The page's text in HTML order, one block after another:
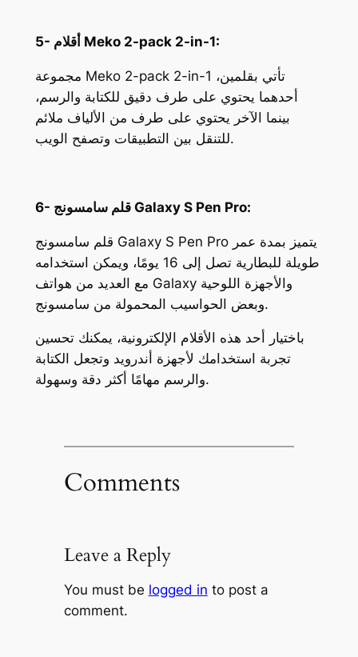
5- أقلام Meko 2-pack 2-in-1:
مجموعة Meko 2-pack 2-in-1 تأتي بقلمين،
أحدهما يحتوي على طرف دقيق للكتابة والرسم،
بينما الآخر يحتوي على طرف من الألياف ملائم
للتنقل بين التطبيقات وتصفح الويب.
6- قلم سامسونج Galaxy S Pen Pro:
قلم سامسونج Galaxy S Pen Pro يتميز بمدة عمر
طويلة للبطارية تصل إلى 16 يومًا، ويمكن استخدامه
مع العديد من هواتف Galaxy والأجهزة اللوحية
وبعض الحواسيب المحمولة من سامسونج.
باختيار أحد هذه الأقلام الإلكترونية، يمكنك تحسين
تجربة استخدامك لأجهزة أندرويد وتجعل الكتابة
والرسم مهامًا أكثر دقة وسهولة.
Comments
Leave a Reply
You must be logged in to post a
comment.